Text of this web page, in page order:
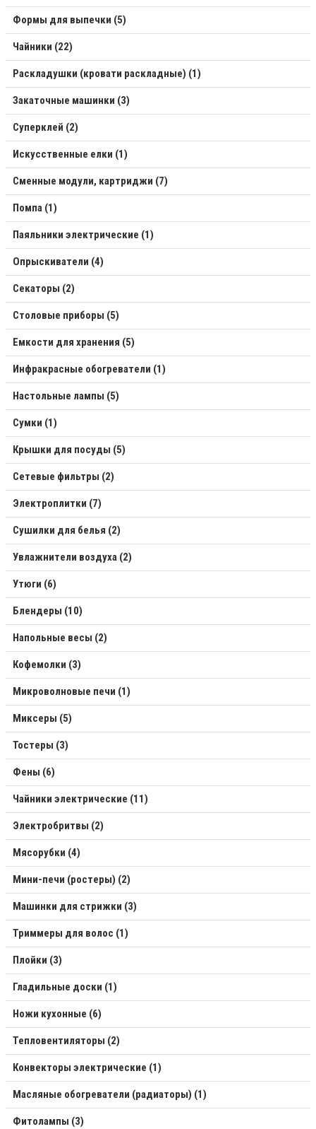
Формы для выпечки (5)
Чайники (22)
Раскладушки (кровати раскладные) (1)
Закаточные машинки (3)
Суперклей (2)
Искусственные елки (1)
Сменные модули, картриджи (7)
Помпа (1)
Паяльники электрические (1)
Опрыскиватели (4)
Секаторы (2)
Столовые приборы (5)
Емкости для хранения (5)
Инфракрасные обогреватели (1)
Настольные лампы (5)
Сумки (1)
Крышки для посуды (5)
Сетевые фильтры (2)
Электроплитки (7)
Сушилки для белья (2)
Увлажнители воздуха (2)
Утюги (6)
Блендеры (10)
Напольные весы (2)
Кофемолки (3)
Микроволновые печи (1)
Миксеры (5)
Тостеры (3)
Фены (6)
Чайники электрические (11)
Электробритвы (2)
Мясорубки (4)
Мини-печи (ростеры) (2)
Машинки для стрижки (3)
Триммеры для волос (1)
Плойки (3)
Гладильные доски (1)
Ножи кухонные (6)
Тепловентиляторы (2)
Конвекторы электрические (1)
Масляные обогреватели (радиаторы) (1)
Фитолампы (3)